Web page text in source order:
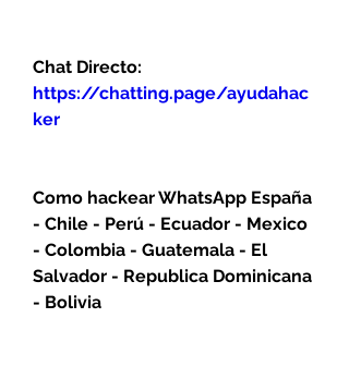
Chat Directo:
https://chatting.page/ayudahac
ker
Como hackear WhatsApp España
- Chile - Perú - Ecuador - Mexico
- Colombia - Guatemala - El
Salvador - Republica Dominicana
- Bolivia